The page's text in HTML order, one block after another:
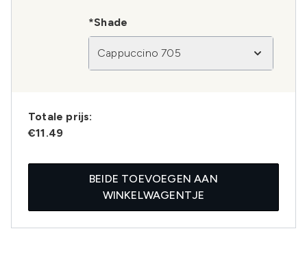
*Shade
Cappuccino 705
Totale prijs:
€11.49
BEIDE TOEVOEGEN AAN
WINKELWAGENTJE